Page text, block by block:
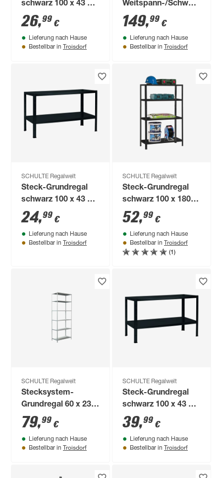
schwarz 100 x 43 x
35 cm, 2 Böden à 90
kg
26,99 €
Lieferung nach Hause
Bestellbar in Troisdorf
Weitspann-/
143 x 180 x 50 cm
149,99 €
Lieferung nach Hause
Bestellbar in Troisdorf
SCHULTE Regalwelt
Steck-Grundregal
schwarz 100 x 43 x
35 cm, 2 Böden à 65
kg
24,99 €
Lieferung nach Hause
Bestellbar in Troisdorf
SCHULTE Regalwelt
Steck-Grundregal
schwarz 100 x 180 x
40 cm, 4 Böden à 65
kg
52,99 €
Lieferung nach Hause
Bestellbar in Troisdorf
(1)
SCHULTE Regalwelt
Stecksystem-
Grundregal 60 x 230
x 35 cm
79,99 €
Lieferung nach Hause
Bestellbar in Troisdorf
SCHULTE Regalwelt
Steck-Grundregal
schwarz 100 x 43 x
40 cm, 2 Böden à 65
kg
39,99 €
Lieferung nach Hause
Bestellbar in Troisdorf